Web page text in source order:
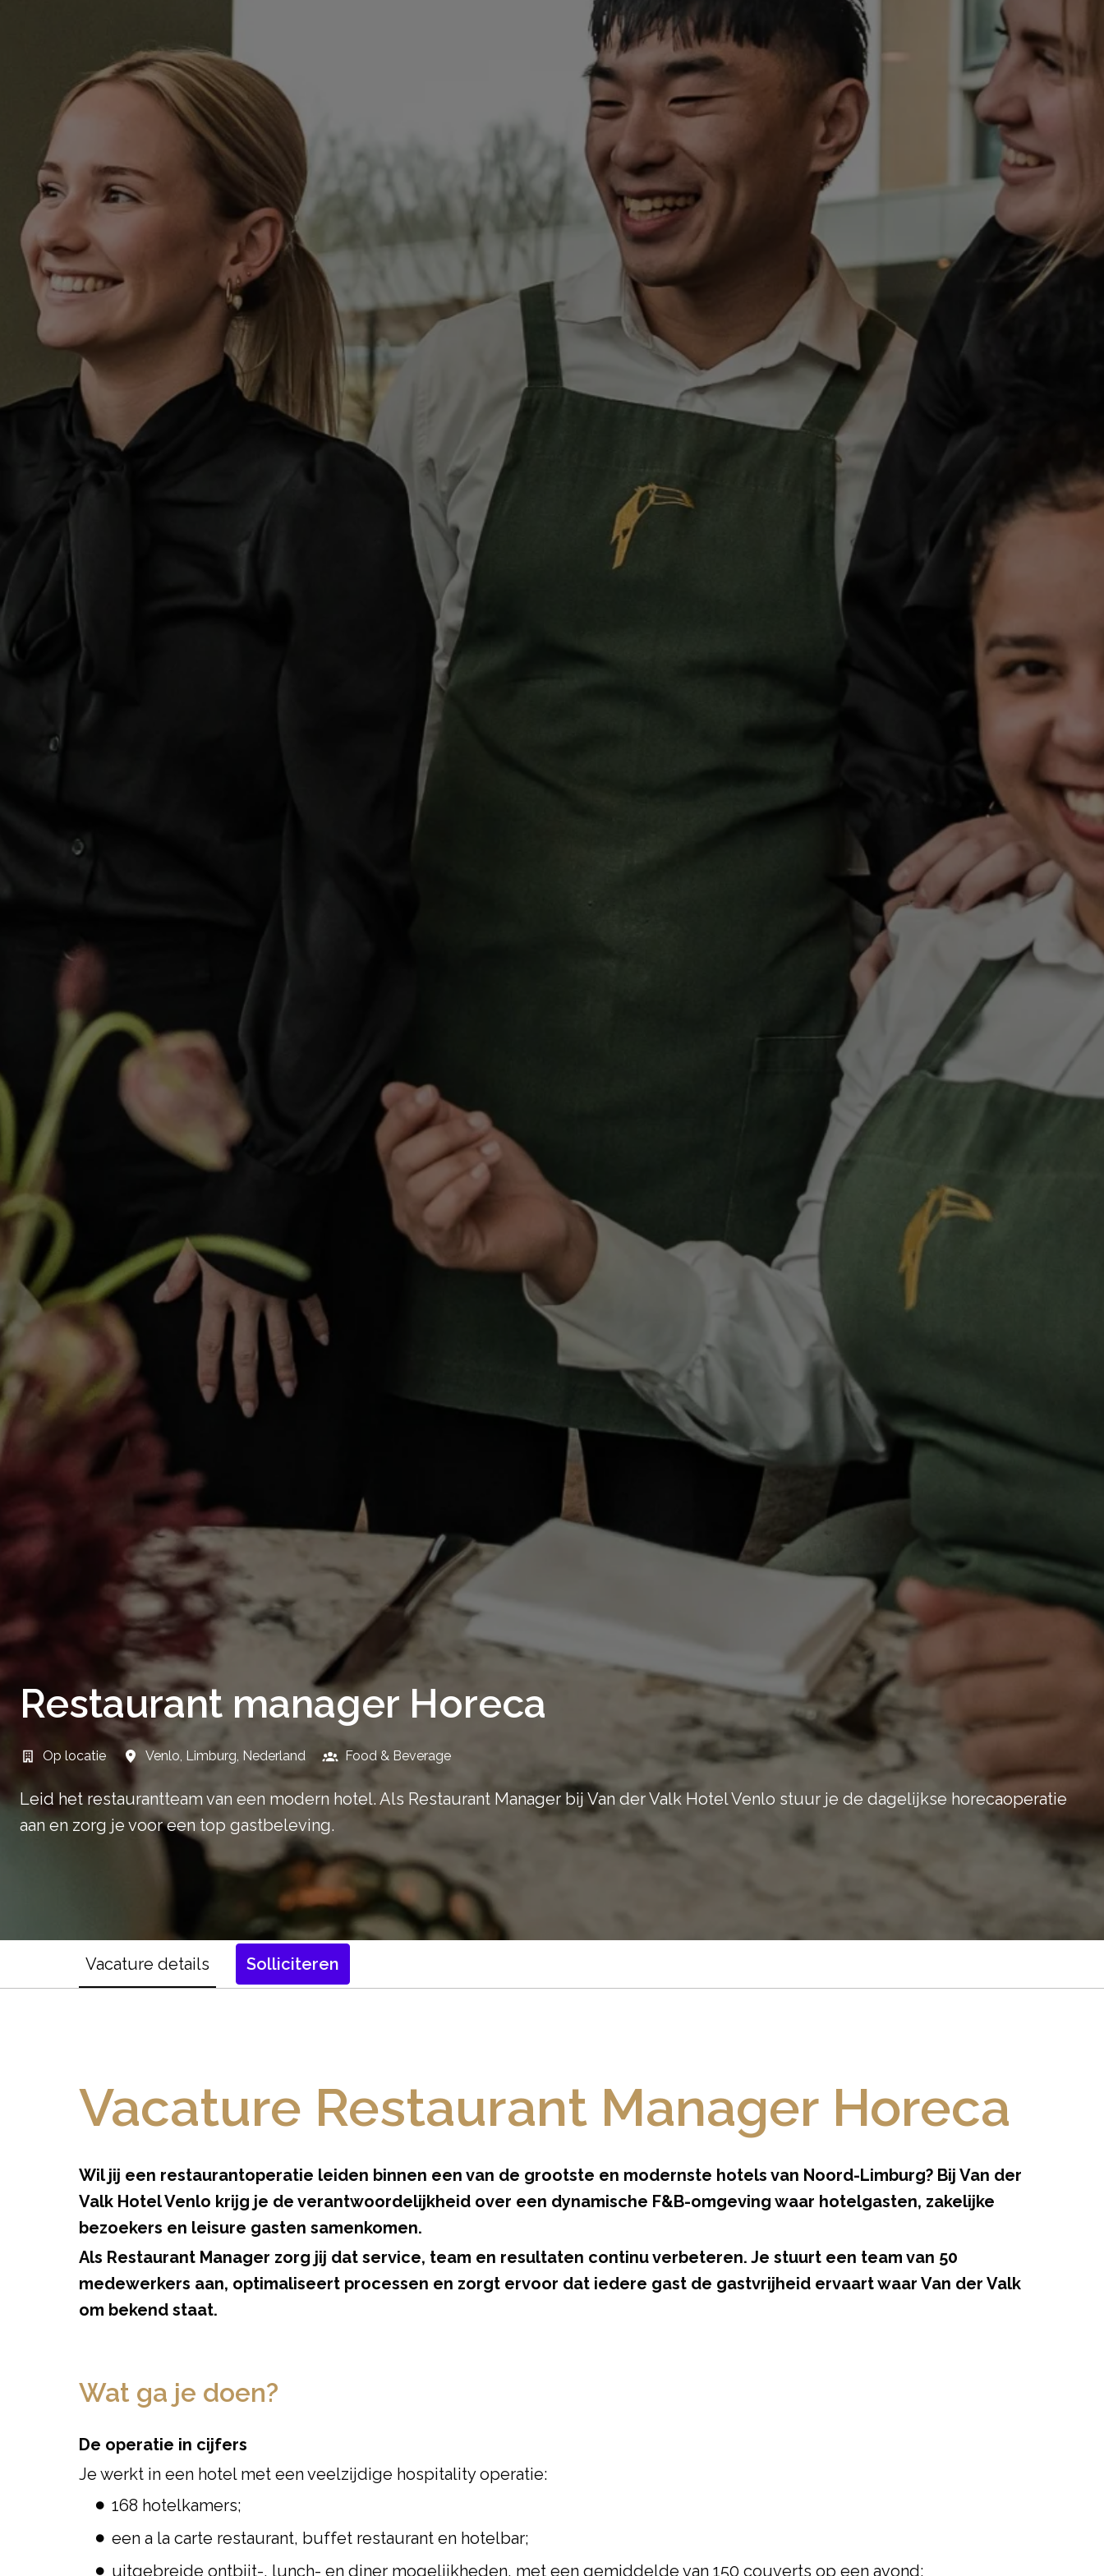
Restaurant manager Horeca
Op locatie Venlo, Limburg, Nederland Food & Beverage
Leid het restaurantteam van een modern hotel. Als Restaurant Manager bij Van der Valk Hotel Venlo stuur je de dagelijkse horecaoperatie
aan en zorg je voor een top gastbeleving.
Vacature details Solliciteren
Vacature Restaurant Manager Horeca
Wil jij een restaurantoperatie leiden binnen een van de grootste en modernste hotels van Noord-Limburg? Bij Van der
Valk Hotel Venlo krijg je de verantwoordelijkheid over een dynamische F&B-omgeving waar hotelgasten, zakelijke
bezoekers en leisure gasten samenkomen.
Als Restaurant Manager zorg jij dat service, team en resultaten continu verbeteren. Je stuurt een team van 50
medewerkers aan, optimaliseert processen en zorgt ervoor dat iedere gast de gastvrijheid ervaart waar Van der Valk
om bekend staat.
Wat ga je doen?
De operatie in cijfers
Je werkt in een hotel met een veelzijdige hospitality operatie:
168 hotelkamers;
een a la carte restaurant, buffet restaurant en hotelbar;
uitgebreide ontbijt-, lunch- en diner mogelijkheden, met een gemiddelde van 150 couverts op een avond;